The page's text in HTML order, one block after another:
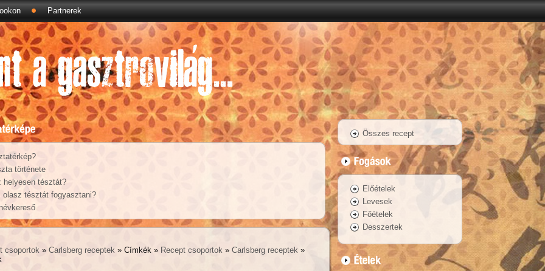
Partnerek
története
helyesen tésztát?
olasz tésztát fogyasztani?
csoportok »Carlsberg receptek » Címkék » Recept csoportok »Carlsberg receptek »
Összes recept
Előételek
Levesek
Főételek
Desszertek